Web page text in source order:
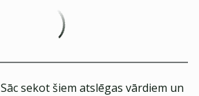
Sāc sekot šiem atslēgas vārdiem un